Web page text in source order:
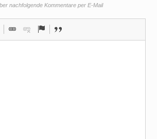
nachfolgende Kommentare per E-Mail